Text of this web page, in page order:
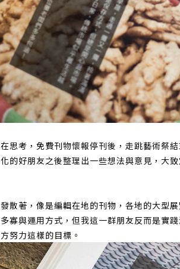
思考，免費刊物懷報停刊後，走跳藝術祭
的好朋友之後整理出一些想法與意見，大
散著，像是編輯在地的刊物，各地的大型
寡與運用方式，但我這一群朋友反而是實
努力這樣的目標。